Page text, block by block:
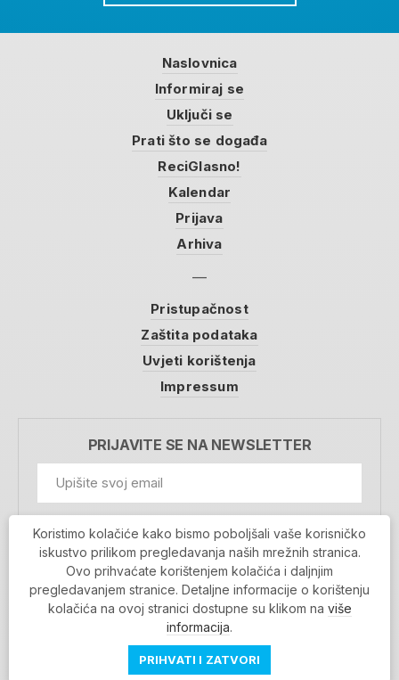
Naslovnica
Informiraj se
Uključi se
Prati što se događa
ReciGlasno!
Kalendar
Prijava
Arhiva
Pristupačnost
Zaštita podataka
Uvjeti korištenja
Impressum
PRIJAVITE SE NA NEWSLETTER
Prihvaćam da se moji podaci spremaju u bazu
podataka i koriste u svrhu slanja MojaRijeka
newslettera
MOJARIJEKA NEWSLETTER
PRIJAVI SE
Koristimo kolačiće kako bismo poboljšali vaše korisničko
iskustvo prilikom pregledavanja naših mrežnih stranica.
Ovo prihvaćate korištenjem kolačića i daljnjim
pregledavanjem stranice. Detaljne informacije o korištenju
kolačića na ovoj stranici dostupne su klikom na više
informacija.
PRIHVATI I ZATVORI